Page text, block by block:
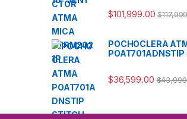
$101,999.00 $
POCHOCLERA
POAT701ADNSTIP
$36,599.00 $